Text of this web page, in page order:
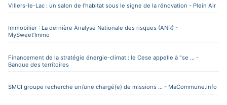
Villers-le-Lac : un salon de l'habitat sous le signe de la rénovation - Plein Air
Immobilier : La dernière Analyse Nationale des risques (ANR) -
MySweet’Immo
Financement de la stratégie énergie-climat : le Cese appelle à "se ... -
Banque des territoires
SMCI groupe recherche un/une chargé(e) de missions ... - MaCommune.info